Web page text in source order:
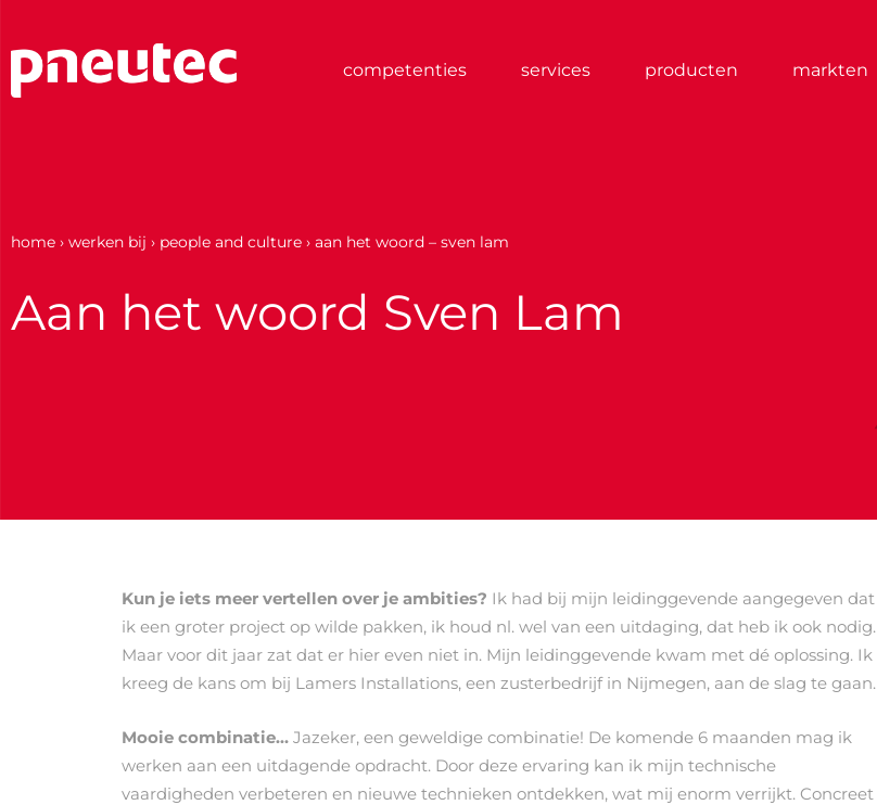
inhoud
competenties services producten markten
home › werken bij › people and culture › aan het woord – sven lam
Aan het woord Sven Lam
Kun je iets meer vertellen over je ambities? Ik had bij mijn leidinggevende aangegeven dat
ik een groter project op wilde pakken, ik houd nl. wel van een uitdaging, dat heb ik ook nodig.
Maar voor dit jaar zat dat er hier even niet in. Mijn leidinggevende kwam met dé oplossing. Ik
kreeg de kans om bij Lamers Installations, een zusterbedrijf in Nijmegen, aan de slag te gaan.
Mooie combinatie… Jazeker, een geweldige combinatie! De komende 6 maanden mag ik
werken aan een uitdagende opdracht. Door deze ervaring kan ik mijn technische
vaardigheden verbeteren en nieuwe technieken ontdekken, wat mij enorm verrijkt. Concreet